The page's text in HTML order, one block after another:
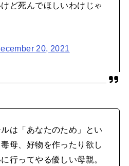
ど死んでほしいわけじゃ
20, 2021
は「あなたのため」とい
母、好物を作ったり欲し
行ってやる優しい母親。